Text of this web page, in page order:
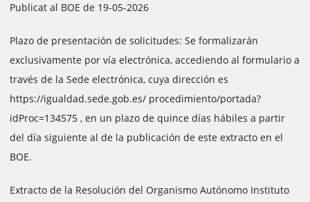
Publicat al BOE de 19-05-2026
Plazo de presentación de solicitudes: Se formalizarán
exclusivamente por vía electrónica, accediendo al formulario a
través de la Sede electrónica, cuya dirección es
https://igualdad.sede.gob.es/ procedimiento/portada?
idProc=134575 , en un plazo de quince días hábiles a partir
del día siguiente al de la publicación de este extracto en el
BOE.
Extracto de la Resolución del Organismo Autónomo Instituto